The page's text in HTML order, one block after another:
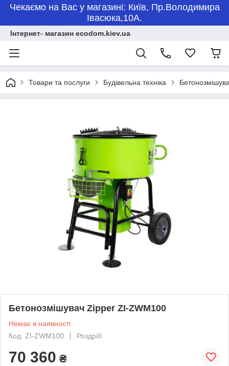
Чекаємо на Вас у магазині: Київ, Пр.Володимира
Івасюка,10А.
Інтернет- магазин ecodom.kiev.ua
Товари та послуги Будівельна техніка
Бетонозмішувач Zipper ZI-ZWM100
Немає в наявності
Код: ZI-ZWM100
Роздріб
70 360 ₴